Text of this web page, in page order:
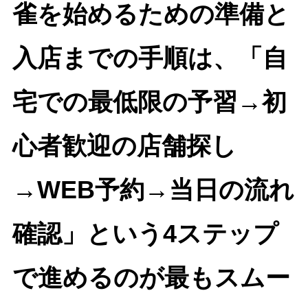
雀を始めるための準備と
入店までの手順は、「自
宅での最低限の予習→初
心者歓迎の店舗探し
→WEB予約→当日の流れ
確認」という4ステップ
で進めるのが最もスムー